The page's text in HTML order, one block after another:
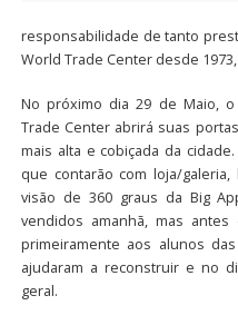
responsabilidade de tanto
World Trade Center desde
No próximo dia 29 de Maio,
Trade Center abrirá suas
mais alta e cobiçada da
que contarão com loja/
visão de 360 graus da Big
vendidos amanhã, mas
primeiramente aos alunos
ajudaram a reconstruir e no
geral.